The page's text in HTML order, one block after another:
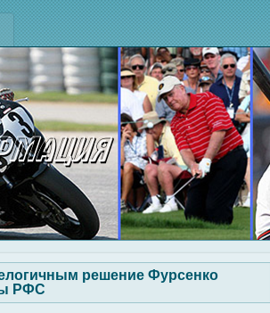
решение Фурсенко
РФС